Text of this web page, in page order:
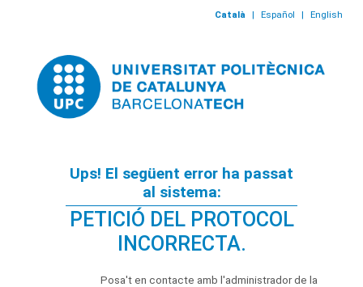
Català | Español | English
Ups! El següent error ha passat
al sistema:
PETICIÓ DEL PROTOCOL
INCORRECTA.
Posa't en contacte amb l'administrador de la